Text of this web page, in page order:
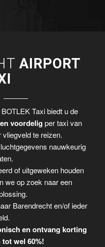
AIRPORT
Taxi biedt u de
voordelig per taxi van
te reizen.
nauwkeurig
of uitgeweken houden
we op zoek naar een
Barendrecht en/of ieder
en ontvang korting
wel 60%!